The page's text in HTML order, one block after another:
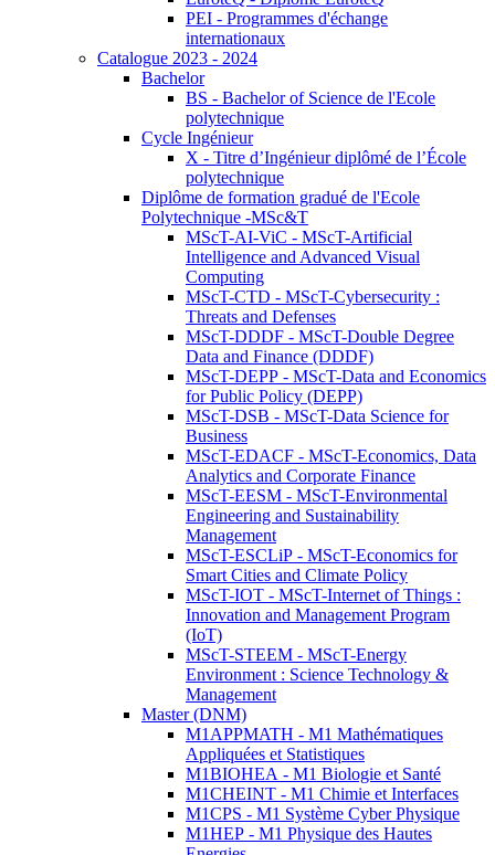
PEI - Programmes d'échange
internationaux
Catalogue 2023 - 2024
Bachelor
BS - Bachelor of Science de l'Ecole
polytechnique
Cycle Ingénieur
X - Titre d’Ingénieur diplômé de l’École
polytechnique
Diplôme de formation gradué de l'Ecole
Polytechnique -MSc&T
MScT-AI-ViC - MScT-Artificial
Intelligence and Advanced Visual
Computing
MScT-CTD - MScT-Cybersecurity :
Threats and Defenses
MScT-DDDF - MScT-Double Degree
Data and Finance (DDDF)
MScT-DEPP - MScT-Data and Economics
for Public Policy (DEPP)
MScT-DSB - MScT-Data Science for
Business
MScT-EDACF - MScT-Economics, Data
Analytics and Corporate Finance
MScT-EESM - MScT-Environmental
Engineering and Sustainability
Management
MScT-ESCLiP - MScT-Economics for
Smart Cities and Climate Policy
MScT-IOT - MScT-Internet of Things :
Innovation and Management Program
(IoT)
MScT-STEEM - MScT-Energy
Environment : Science Technology &
Management
Master (DNM)
M1APPMATH - M1 Mathématiques
Appliquées et Statistiques
M1BIOHEA - M1 Biologie et Santé
M1CHEINT - M1 Chimie et Interfaces
M1CPS - M1 Système Cyber Physique
M1HEP - M1 Physique des Hautes